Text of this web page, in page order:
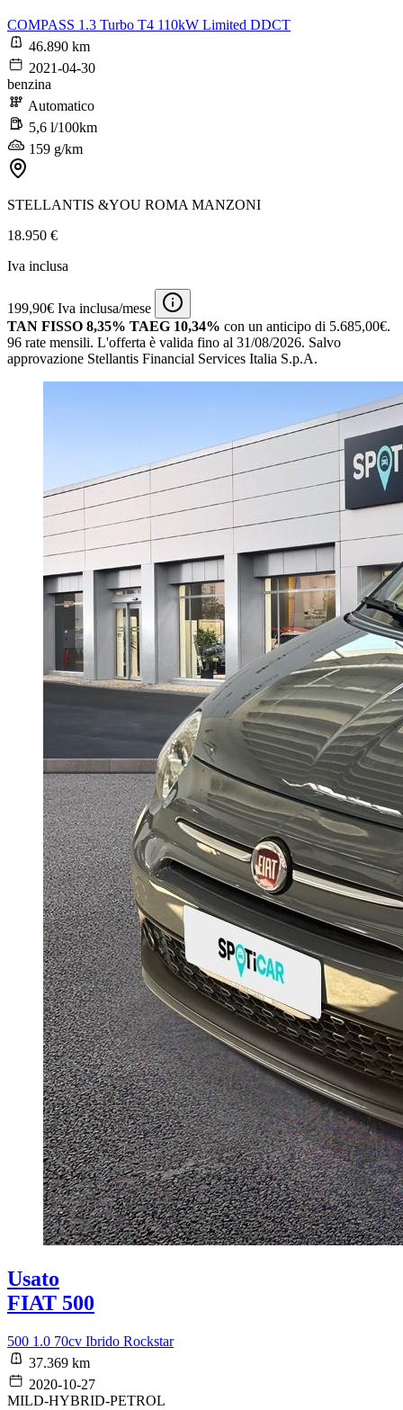
COMPASS 1.3 Turbo T4 110kW Limited DDCT
46.890 km
2021-04-30
benzina
Automatico
5,6 l/100km
159 g/km
STELLANTIS &YOU ROMA MANZONI
18.950 €
Iva inclusa
199,90€ Iva inclusa/mese
TAN FISSO 8,35% TAEG 10,34% con un anticipo di 5.685,00€.
96 rate mensili. L'offerta è valida fino al 31/08/2026. Salvo
approvazione Stellantis Financial Services Italia S.p.A.
Usato
FIAT 500
500 1.0 70cv Ibrido Rockstar
37.369 km
2020-10-27
MILD-HYBRID-PETROL